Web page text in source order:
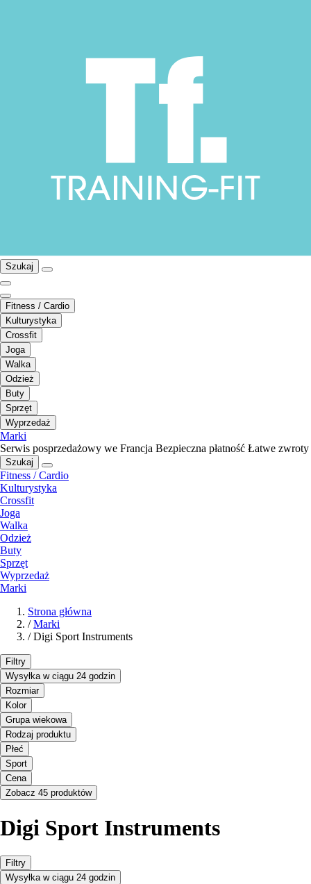
Szukaj
Fitness / Cardio
Kulturystyka
Crossfit
Joga
Walka
Odzież
Buty
Sprzęt
Wyprzedaż
Marki
Serwis posprzedażowy we Francja Bezpieczna płatność Łatwe zwroty
Szukaj
Fitness / Cardio
Kulturystyka
Crossfit
Joga
Walka
Odzież
Buty
Sprzęt
Wyprzedaż
Marki
Strona główna
/ Marki
/ Digi Sport Instruments
Filtry
Wysyłka w ciągu 24 godzin
Rozmiar
Kolor
Grupa wiekowa
Rodzaj produktu
Płeć
Sport
Cena
Zobacz 45 produktów
Digi Sport Instruments
Filtry
Wysyłka w ciągu 24 godzin